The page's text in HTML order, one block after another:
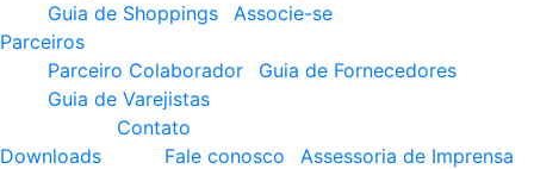
Guia de Shoppings
Associe-se
Parceiros
Parceiro Colaborador
Guia de Fornecedores
Guia de Varejistas
Downloads
Contato
Fale conosco
Assessoria de Imprensa